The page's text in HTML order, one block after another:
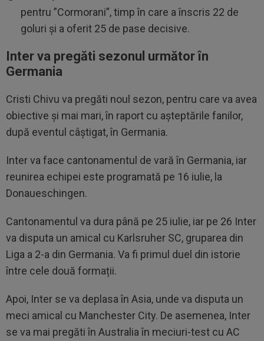
pentru ”Cormorani”, timp în care a înscris 22 de
goluri și a oferit 25 de pase decisive.
Inter va pregăti sezonul următor în
Germania
Cristi Chivu va pregăti noul sezon, pentru care va avea
obiective și mai mari, în raport cu așteptările fanilor,
după eventul câștigat, în Germania.
Inter va face cantonamentul de vară în Germania, iar
reunirea echipei este programată pe 16 iulie, la
Donaueschingen.
Cantonamentul va dura până pe 25 iulie, iar pe 26 Inter
va disputa un amical cu Karlsruher SC, gruparea din
Liga a 2-a din Germania. Va fi primul duel din istorie
între cele două formații.
Apoi, Inter se va deplasa în Asia, unde va disputa un
meci amical cu Manchester City. De asemenea, Inter
se va mai pregăti în Australia în meciuri-test cu AC